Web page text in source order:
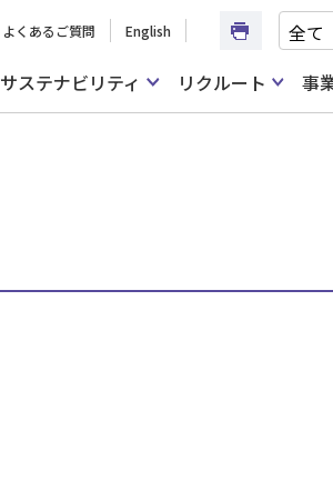
よくあるご質問 English
文書
サステナビリティ リクルート 事